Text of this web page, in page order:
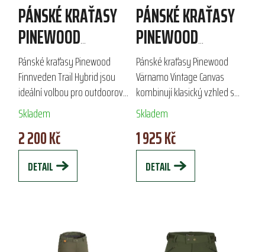
PÁNSKÉ KRAŤASY
PINEWOOD
FINNVEDEN TRAIL
HYBRID
Pánské kraťasy Pinewood
Finnveden Trail Hybrid jsou
ideální volbou pro outdoorové
aktivity jako lov a turistika.
Vyrobené z 95 % polyamidu a
5 % elastanu, poskytují
pružnost a...
Skladem
2 200 Kč
DETAIL
PÁNSKÉ KRAŤASY
PINEWOOD
VÄRNAMO VINTAGE
CANVAS
Pánské kraťasy Pinewood
Värnamo Vintage Canvas
kombinují klasický vzhled s
praktičností. Vyrobené z
odolného plátna s přídavkem
elastanu a elastickým pasem,
tyto kraťasy...
Skladem
1 925 Kč
DETAIL